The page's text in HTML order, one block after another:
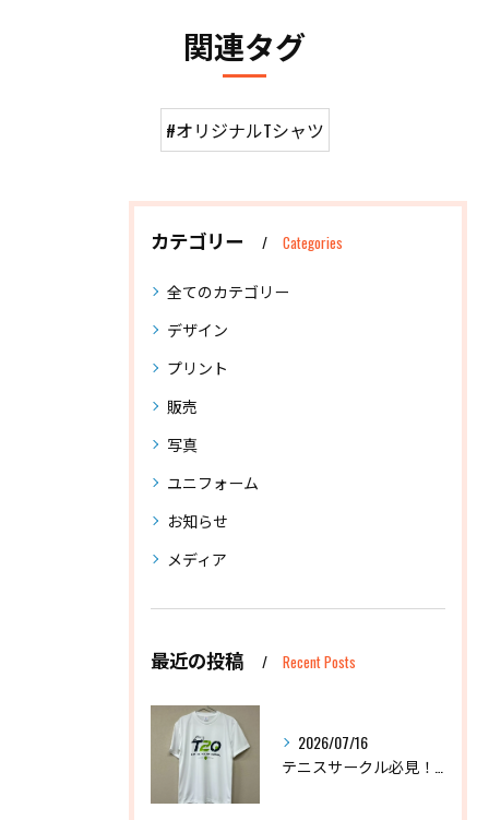
関連タグ
#オリジナルTシャツ
カテゴリー Categories
全てのカテゴリー
デザイン
プリント
販売
写真
ユニフォーム
お知らせ
メディア
最近の投稿 Recent Posts
2026/07/16